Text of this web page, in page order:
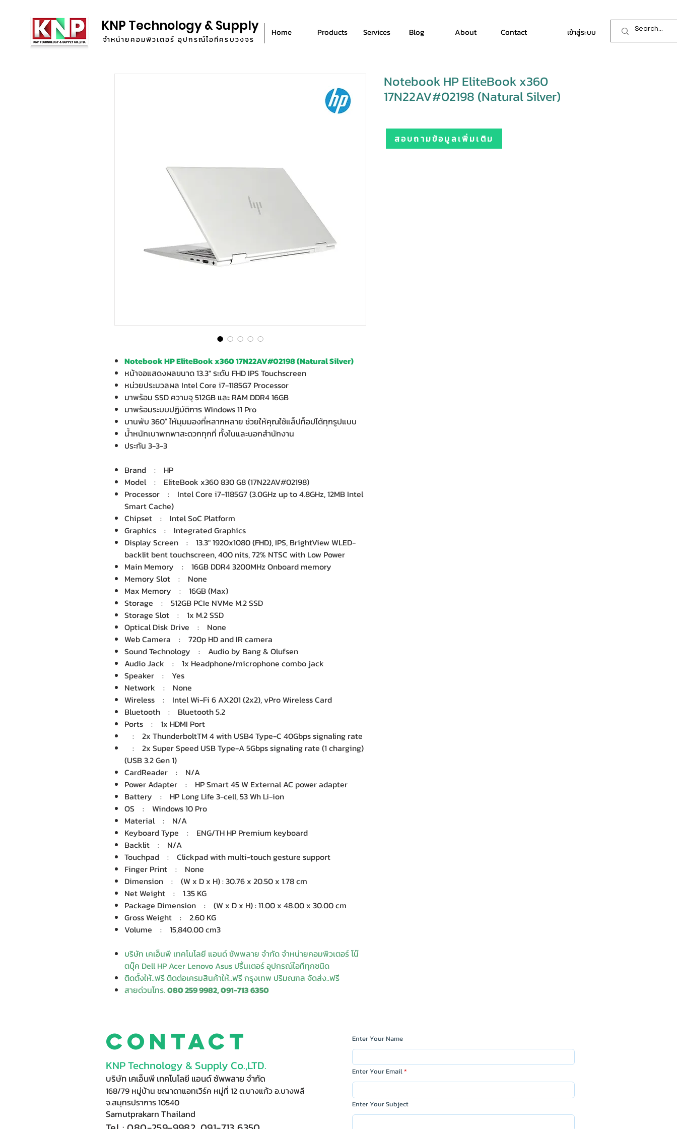
KNP Technology & Supply
จำหน่ายคอมพิวเตอร์ อุปกรณ์ไอทีครบวงจร
Home Products Services Blog About Contact เข้าสู่ระบบ
Notebook HP EliteBook x360 17N22AV#02198 (Natural Silver)
หน้าจอแสดงผลขนาด 13.3" ระดับ FHD IPS Touchscreen
หน่วยประมวลผล Intel Core i7-1185G7 Processor
มาพร้อม SSD ความจุ 512GB และ RAM DDR4 16GB
มาพร้อมระบบปฏิบัติการ Windows 11 Pro
บานพับ 360° ให้มุมมองที่หลากหลาย ช่วยให้คุณใช้แล็ปท็อปได้ทุกรูปแบบ
น้ำหนักเบาพกพาสะดวกทุกที่ ทั้งในและนอกสำนักงาน
ประกัน 3-3-3
Brand : HP
Model : EliteBook x360 830 G8 (17N22AV#02198)
Processor : Intel Core i7-1185G7 (3.0GHz up to 4.8GHz, 12MB Intel
Smart Cache)
Chipset : Intel SoC Platform
Graphics : Integrated Graphics
Display Screen : 13.3" 1920x1080 (FHD), IPS, BrightView WLED-
backlit bent touchscreen, 400 nits, 72% NTSC with Low Power
Main Memory : 16GB DDR4 3200MHz Onboard memory
Memory Slot : None
Max Memory : 16GB (Max)
Storage : 512GB PCIe NVMe M.2 SSD
Storage Slot : 1x M.2 SSD
Optical Disk Drive : None
Web Camera : 720p HD and IR camera
Sound Technology : Audio by Bang & Olufsen
Audio Jack : 1x Headphone/microphone combo jack
Speaker : Yes
Network : None
Wireless : Intel Wi-Fi 6 AX201 (2x2), vPro Wireless Card
Bluetooth : Bluetooth 5.2
Ports : 1x HDMI Port
: 2x ThunderboltTM 4 with USB4 Type-C 40Gbps signaling rate
: 2x Super Speed USB Type-A 5Gbps signaling rate (1 charging)
(USB 3.2 Gen 1)
CardReader : N/A
Power Adapter : HP Smart 45 W External AC power adapter
Battery : HP Long Life 3-cell, 53 Wh Li-ion
OS : Windows 10 Pro
Material : N/A
Keyboard Type : ENG/TH HP Premium keyboard
Backlit : N/A
Touchpad : Clickpad with multi-touch gesture support
Finger Print : None
Dimension : (W x D x H) : 30.76 x 20.50 x 1.78 cm
Net Weight : 1.35 KG
Package Dimension : (W x D x H) : 11.00 x 48.00 x 30.00 cm
Gross Weight : 2.60 KG
Volume : 15,840.00 cm3
บริษัท เคเอ็นพี เทคโนโลยี แอนด์ ซัพพลาย จำกัด จำหน่ายคอมพิวเตอร์ โน๊
ตบุ๊ค Dell HP Acer Lenovo Asus ปริ้นเตอร์ อุปกรณ์ไอทีทุกชนิด
ติดตั้งให้..ฟรี ติดต่อเครมสินค้าให้..ฟรี กรุงเทพ ปริมณฑล จัดส่ง..ฟรี
สายด่วนโทร.080 259 9982, 091-713 6350
Notebook HP EliteBook x360
17N22AV#02198 (Natural Silver)
สอบถามข้อมูลเพิ่มเติม
Contact
KNP Technology & Supply Co.,LTD.
บริษัท เคเอ็นพี เทคโนโลยี แอนด์ ซัพพลาย จำกัด
168/79 หมู่บ้าน ชญาดาแอทเวิร์ค หมู่ที่ 12 ต.บางแก้ว อ.บางพลี
จ.สมุทรปราการ 10540
Samutprakarn Thailand
Enter Your Name
Enter Your Email
Enter Your Subject